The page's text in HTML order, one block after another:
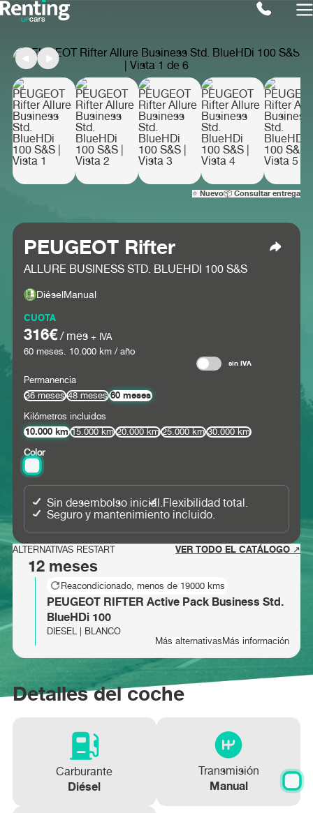
⭐ Nuevo📦 Consultar entrega
PEUGEOT Rifter
ALLURE BUSINESS STD. BLUEHDI 100 S&S
DiéselManual
CUOTA
316€/ mes + IVA
60meses. 10.000km / año
sin IVA
Permanencia
36 meses
48 meses 60 meses
Kilómetros incluidos
10.000 km 15.000 km 20.000 km 25.000 km
30.000 km
Color
Sin desembolso inicial.Flexibilidad total.
Seguro y mantenimiento incluido.
ALTERNATIVAS RESTART VER TODO EL CATÁLOGO ↗
12 meses
Reacondicionado, menos de 19000 kms
PEUGEOT RIFTER Active Pack Business Std.
BlueHDi 100
DIESEL | BLANCO
Más alternativas
Más información
PEUGEOT RIFTER Active Pack Business Std.
BlueHDi 100
PEUGEOT RIFTER Active Pack Business Std.
BlueHDi 100
Detalles del coche
Carburante
Diésel
Transmisión
Manual